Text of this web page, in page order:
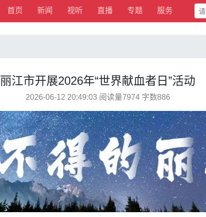
首页 新闻 视听 直播 专题 服务
丽江市开展2026年“世界献血者日”活动
2026-06-12 20:49:03 阅读量7974 字数886